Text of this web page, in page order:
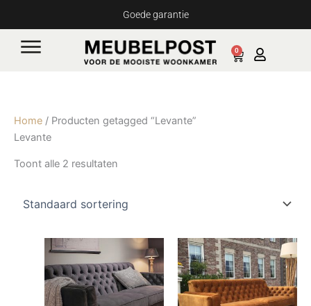
inhoud
Goede garantie
0
Cart
Home / Producten getagged “Levante”
Levante
Toont alle 2 resultaten